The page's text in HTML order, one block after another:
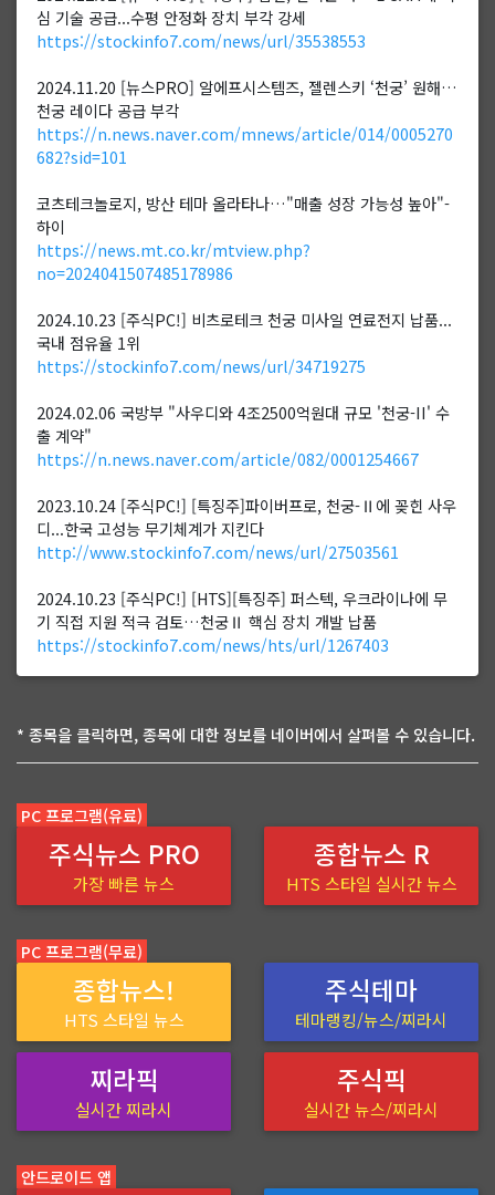
심 기술 공급...수평 안정화 장치 부각 강세
https://stockinfo7.com/news/url/35538553
2024.11.20 [뉴스PRO] 알에프시스템즈, 젤렌스키 ‘천궁’ 원해…
천궁 레이다 공급 부각
https://n.news.naver.com/mnews/article/014/0005270
682?sid=101
코츠테크놀로지, 방산 테마 올라타나…"매출 성장 가능성 높아"-
하이
https://news.mt.co.kr/mtview.php?
no=2024041507485178986
2024.10.23 [주식PC!] 비츠로테크 천궁 미사일 연료전지 납품...
국내 점유율 1위
https://stockinfo7.com/news/url/34719275
2024.02.06 국방부 "사우디와 4조2500억원대 규모 '천궁-II' 수
출 계약"
https://n.news.naver.com/article/082/0001254667
2023.10.24 [주식PC!] [특징주]파이버프로, 천궁-Ⅱ에 꽂힌 사우
디...한국 고성능 무기체계가 지킨다
http://www.stockinfo7.com/news/url/27503561
2024.10.23 [주식PC!] [HTS][특징주] 퍼스텍, 우크라이나에 무
기 직접 지원 적극 검토…천궁Ⅱ 핵심 장치 개발 납품
https://stockinfo7.com/news/hts/url/1267403
* 종목을 클릭하면, 종목에 대한 정보를 네이버에서 살펴볼 수 있습니다.
PC 프로그램(유료)
주식뉴스 PRO
가장 빠른 뉴스
종합뉴스 R
HTS 스타일 실시간 뉴스
PC 프로그램(무료)
종합뉴스!
HTS 스타일 뉴스
주식테마
테마랭킹/뉴스/찌라시
찌라픽
실시간 찌라시
주식픽
실시간 뉴스/찌라시
안드로이드 앱